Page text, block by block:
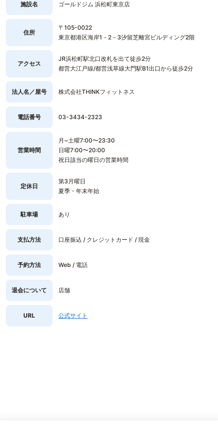
施設名 ゴールドジム 浜松町東京店
住所
〒105-0022
東京都港区海岸1－2－3汐留芝離宮ビルディング2階
アクセス
JR浜松町駅北口改札を出て徒歩2分
都営大江戸線/都営浅草線大門駅B1出口から徒歩2分
法人名／屋号 株式会社THINKフィットネス
電話番号 03-3434-2323
営業時間
月~土曜7:00〜23:30
日曜7:00〜20:00
祝日該当の曜日の営業時間
定休日
第3月曜日
夏季・年末年始
駐車場 あり
支払方法 口座振込 / クレジットカード / 現金
予約方法 Web / 電話
退会について 店舗
URL 公式サイト